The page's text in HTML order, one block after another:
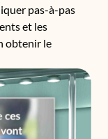
pas-à-pas
et les
obtenir le